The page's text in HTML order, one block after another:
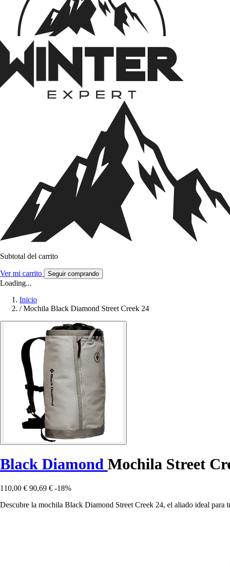
Subtotal del carrito
Ver mi carrito Seguir comprando
Loading...
Inicio
/ Mochila Black Diamond Street Creek 24
Black Diamond Mochila Street
110,00 € 90,69 € -18%
Descubre la mochila Black Diamond Street Creek 24, el aliado ideal para